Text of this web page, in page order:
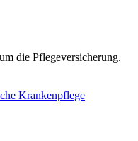
die Pflegeversicherung.
Krankenpflege